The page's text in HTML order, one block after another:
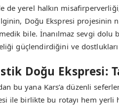
de yerel halkın
Doğu Ekspresi projesinin
bile. İnanılmaz sevgi dolu
güçlendirdiğini ve
Doğu Ekspresi:
bu yana Kars’a düzenli
ile birlikte bu rotayı hem yerli